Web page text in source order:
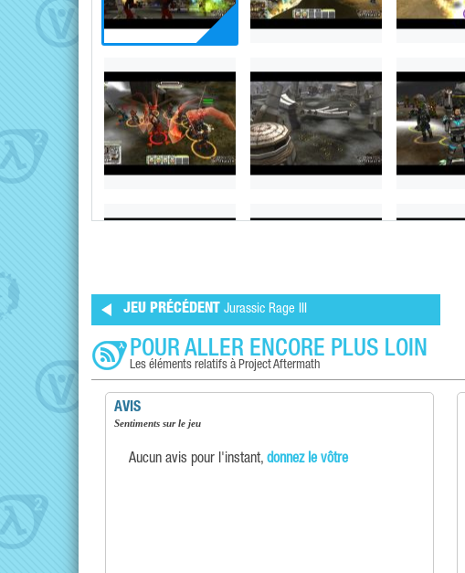
JEU PRÉCÉDENT Jurassic Rage III
POUR ALLER ENCORE PLUS LOIN
Les éléments relatifs à Project Aftermath
AVIS
Sentiments sur le jeu
Aucun avis pour l'instant, donnez le vôtre